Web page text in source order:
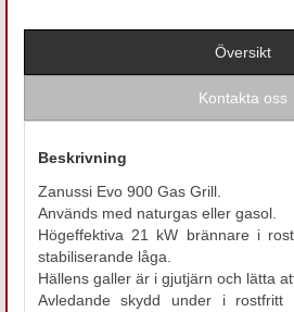
Översikt
Kontakta oss
Beskrivning
Zanussi Evo 900 Gas Grill.
Används med naturgas eller gasol.
Högeffektiva 21 kW brännare i
stabiliserande låga.
Hällens galler är i gjutjärn och lätta
Avledande skydd under i